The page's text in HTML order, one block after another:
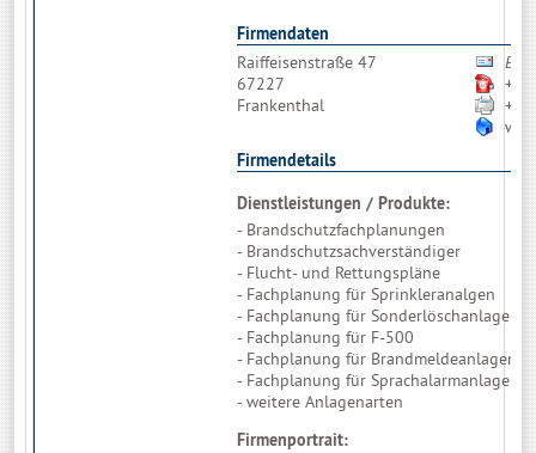
Firmendaten
Raiffeisenstraße 47
67227
Frankenthal
Firmendetails
Dienstleistungen / Produkte:
- Brandschutzfachplanungen
- Brandschutzsachverständiger
- Flucht- und Rettungspläne
- Fachplanung für Sprinkleranalgen
- Fachplanung für Sonderlöschanlagen
- Fachplanung für F-500
- Fachplanung für Brandmeldeanlagen
- Fachplanung für Sprachalarmanlagen
- weitere Anlagenarten
Firmenportrait: